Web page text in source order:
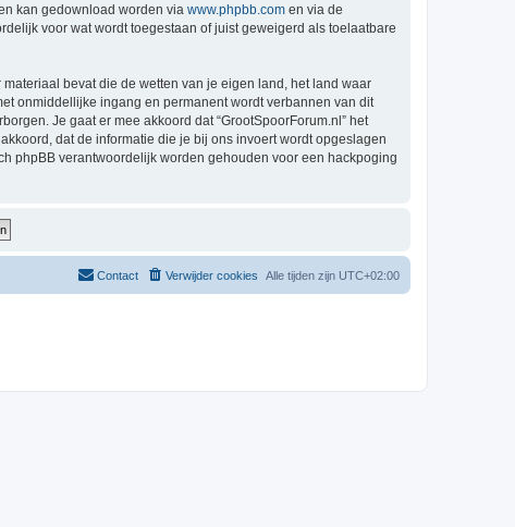
en kan gedownload worden via www.phpbb.com en via de
voor wat wordt toegestaan of juist geweigerd als toelaatbare
bevat die de wetten van je eigen land, het land waar
onmiddellijke ingang en permanent wordt verbannen van dit
Je gaat er mee akkoord dat “GrootSpoorForum.nl” het
dat de informatie die je bij ons invoert wordt opgeslagen
phpBB verantwoordelijk worden gehouden voor een hackpoging
Alle tijden zijn UTC+02:00
Verwijder cookies
Contact